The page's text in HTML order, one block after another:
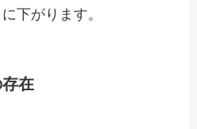
下がります。
在